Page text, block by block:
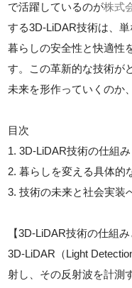
で活躍しているのが株式
する3D-LiDAR技術は、
暮らしの安全性と快適性
す。この革新的な技術が
未来を形作っていくのか
目次
1. 3D-LiDAR技術の仕組
2. 暮らしを変える具体的
3. 技術の未来と社会実装
【3D-LiDAR技術の仕組み
3D-LiDAR（Light
射し、その反射波を計測